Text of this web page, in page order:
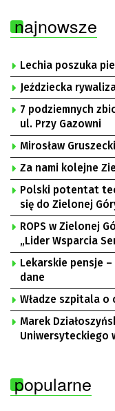
najnowsze
Lechia poszuka
Jeździecka
7 podziemnych
ul. Przy Gazowni
Mirosław
Za nami kolejne
Polski potentat
się do Zielonej
ROPS w Zielonej
„Lider Wsparcia
Lekarskie pensje
dane
Władze szpitala o
Marek
Uniwersyteckiego
popularne